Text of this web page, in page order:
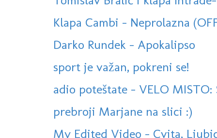
Klapa Cambi - Neprolazna
Darko Rundek - Apokalipso
sport je važan, pokreni se!
adio poteštate - VELO MISTO:
prebroji Marjane na slici :)
My Edited Video - Cvita,